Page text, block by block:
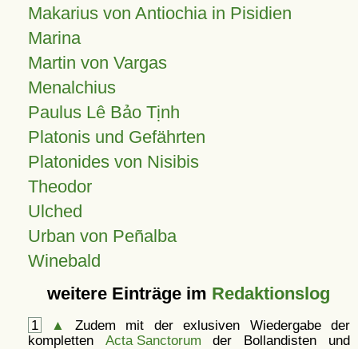
Makarius von Antiochia in Pisidien
Marina
Martin von Vargas
Menalchius
Paulus Lê Bảo Tịnh
Platonis und Gefährten
Platonides von Nisibis
Theodor
Ulched
Urban von Peñalba
Winebald
weitere Einträge im Redaktionslog
1 ▲
Zudem mit der exlusiven Wiedergabe der
kompletten Acta Sanctorum der Bollandisten und